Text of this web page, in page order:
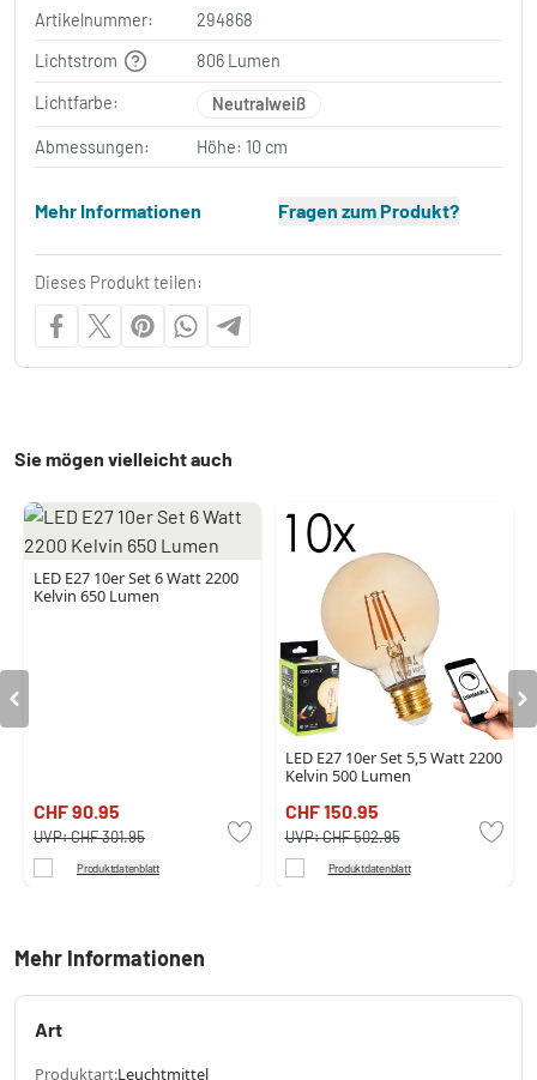
Artikelnummer:
294868
Lichtstrom
806 Lumen
Lichtfarbe: Neutralweiß
Abmessungen: Höhe: 10 cm
Mehr Informationen Fragen zum Produkt?
Dieses Produkt teilen:
Sie mögen vielleicht auch
LED E27 10er Set 6 Watt 2200
Kelvin 650 Lumen
CHF 90.95
UVP:CHF 301.95
Produktdatenblatt
LED E27 10er Set 5,5 Watt 2200
Kelvin 500 Lumen
CHF 150.95
UVP:CHF 502.95
Produktdatenblatt
Mehr Informationen
Art
Produktart:Leuchtmittel